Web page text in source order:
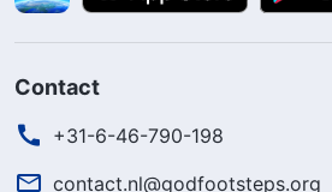
Contact
+31-6-46-790-198
contact.nl@godfootsteps.org